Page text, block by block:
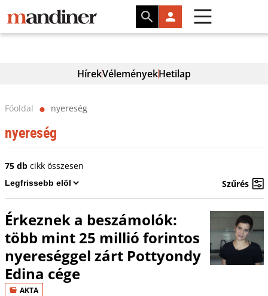
HírekVéleményekHetilap
Főoldal ⬤ nyereség
nyereség
75 dbcikk összesen
Szűrés
Érkeznek a beszámolók:
több mint 25 millió forintos
nyereséggel zárt Pottyondy
Edina cége
AKTA